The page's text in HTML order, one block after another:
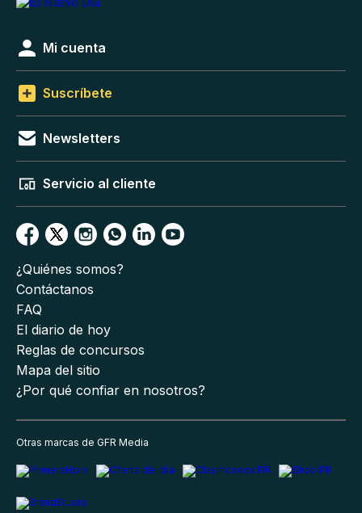
Mi cuenta
Suscríbete
Newsletters
Servicio al cliente
¿Quiénes somos?
Contáctanos
FAQ
El diario de hoy
Reglas de concursos
Mapa del sitio
¿Por qué confiar en nosotros?
Otras marcas de GFR Media